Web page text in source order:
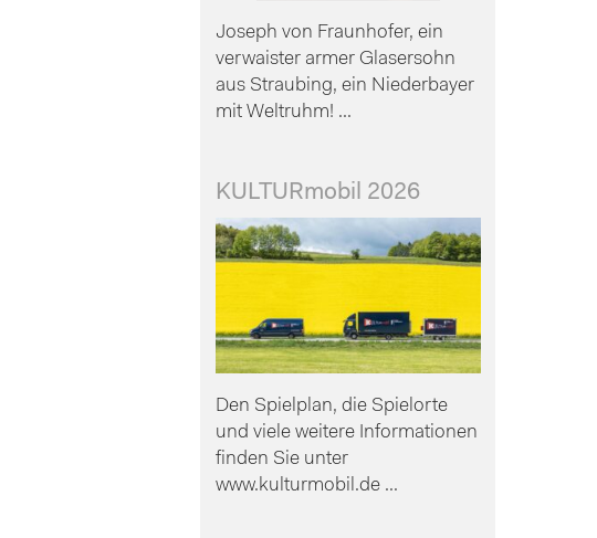
Joseph von Fraunhofer, ein
verwaister armer Glasersohn
aus Straubing, ein Niederbayer
mit Weltruhm! ...
KULTURmobil 2026
Den Spielplan, die Spielorte
und viele weitere Informationen
finden Sie unter
www.kulturmobil.de ...